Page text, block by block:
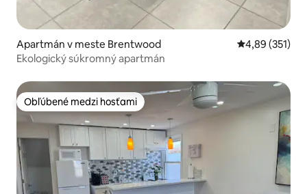
Apartmán v meste Brentwood Priemerné
4,89 (351)
Ekologický súkromný apartmán
Obľúbené medzi hosťami
Obľúbené medzi hosťami